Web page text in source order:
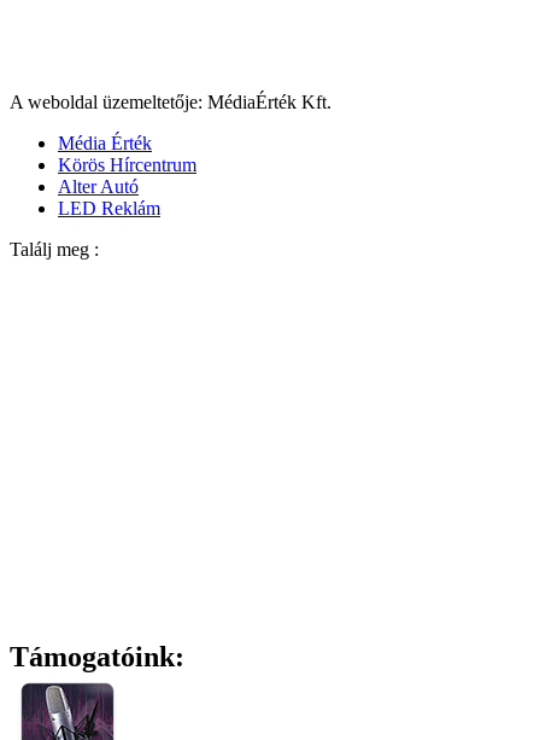
A weboldal üzemeltetője: MédiaÉrték Kft.
Média Érték
Körös Hírcentrum
Alter Autó
LED Reklám
Találj meg :
Támogatóink: